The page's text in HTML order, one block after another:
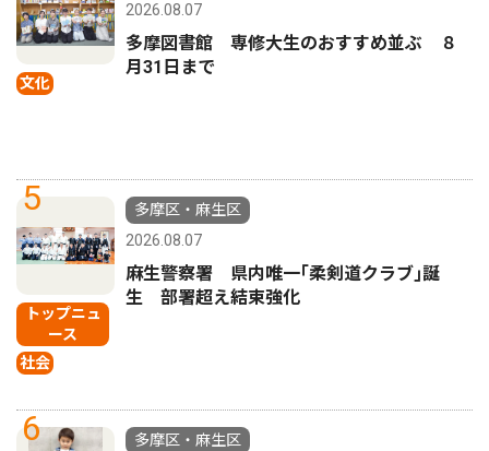
文化
2026.08.07
多摩図書館 専修大生のおすすめ並ぶ ８
月31日まで
5
トップニュ
ース
社会
多摩区・麻生区
2026.08.07
麻生警察署 県内唯一｢柔剣道クラブ｣誕
生 部署超え結束強化
6
多摩区・麻生区